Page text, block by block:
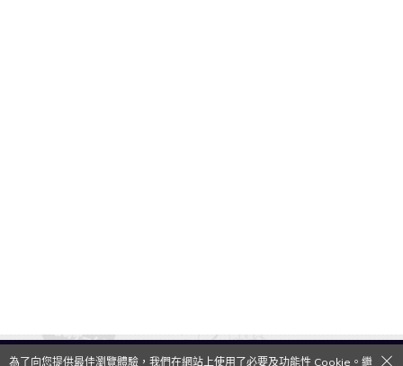
為了向您提供最佳瀏覽體驗，我們在網站上使用了必要及功能性 Cookie。繼